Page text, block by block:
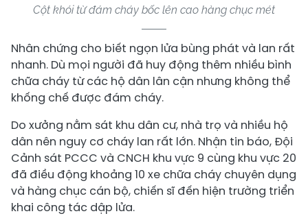
Cột khói từ đám cháy bốc lên cao hàng chục mét
Nhân chứng cho biết ngọn lửa bùng phát và lan rất
nhanh. Dù mọi người đã huy động thêm nhiều bình
chữa cháy từ các hộ dân lân cận nhưng không thể
khống chế được đám cháy.
Do xưởng nằm sát khu dân cư, nhà trọ và nhiều hộ
dân nên nguy cơ cháy lan rất lớn. Nhận tin báo, Đội
Cảnh sát PCCC và CNCH khu vực 9 cùng khu vực 20
đã điều động khoảng 10 xe chữa cháy chuyên dụng
và hàng chục cán bộ, chiến sĩ đến hiện trường triển
khai công tác dập lửa.